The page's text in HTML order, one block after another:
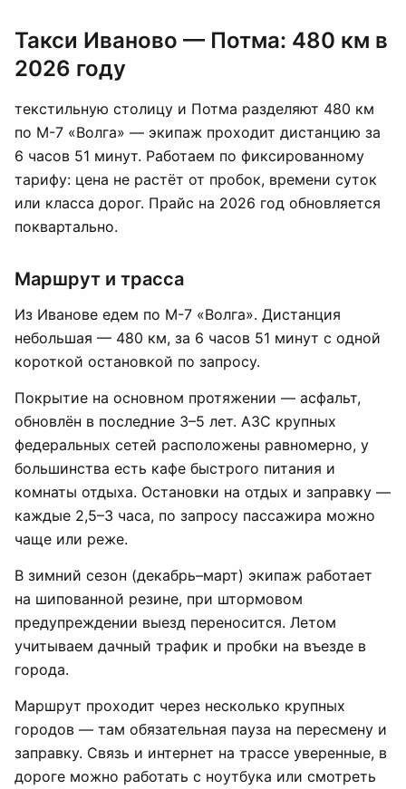
Такси Иваново — Потма: 480 км в
2026 году
текстильную столицу и Потма разделяют 480 км
по М-7 «Волга» — экипаж проходит дистанцию за
6 часов 51 минут. Работаем по фиксированному
тарифу: цена не растёт от пробок, времени суток
или класса дорог. Прайс на 2026 год обновляется
поквартально.
Маршрут и трасса
Из Иванове едем по М-7 «Волга». Дистанция
небольшая — 480 км, за 6 часов 51 минут с одной
короткой остановкой по запросу.
Покрытие на основном протяжении — асфальт,
обновлён в последние 3–5 лет. АЗС крупных
федеральных сетей расположены равномерно, у
большинства есть кафе быстрого питания и
комнаты отдыха. Остановки на отдых и заправку —
каждые 2,5–3 часа, по запросу пассажира можно
чаще или реже.
В зимний сезон (декабрь–март) экипаж работает
на шипованной резине, при штормовом
предупреждении выезд переносится. Летом
учитываем дачный трафик и пробки на въезде в
города.
Маршрут проходит через несколько крупных
городов — там обязательная пауза на пересмену и
заправку. Связь и интернет на трассе уверенные, в
дороге можно работать с ноутбука или смотреть